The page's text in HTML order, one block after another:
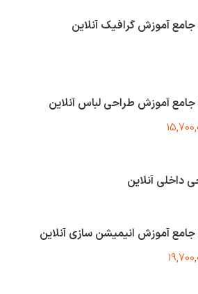
جامع آموزش گرافیک آنلاین
جامع آموزش طراحی لباس آنلاین
داخلی آنلاین
جامع آموزش انیمیشن سازی آنلاین